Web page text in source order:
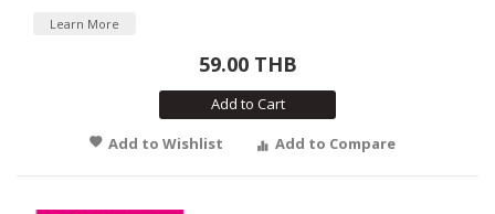
Learn More
59.00 THB
Add to Cart
Add to Wishlist
Add to Compare